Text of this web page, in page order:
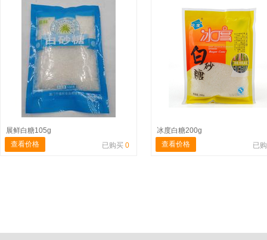
展鲜白糖105g
查看价格
已购买 0
冰度白糖200g
查看价格
已